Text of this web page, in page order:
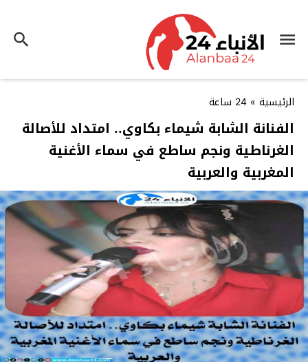
الرئيسية » 24 ساعة
الفنانة الشابة شيماء بكاوي.. امتداد للأصالة
الغرناطية ونجم ساطع في سماء الأغنية
المغربية والعربية